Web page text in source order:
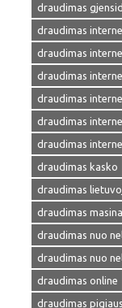
draudimas
draudimas
draudimas
draudimas
draudimas
draudimas
draudimas
draudimas kasko
draudimas
draudimas
draudimas nuo
draudimas nuo
draudimas online
draudimas